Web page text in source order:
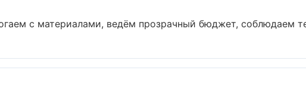
с материалами, ведём прозрачный бюджет, соблюдаем